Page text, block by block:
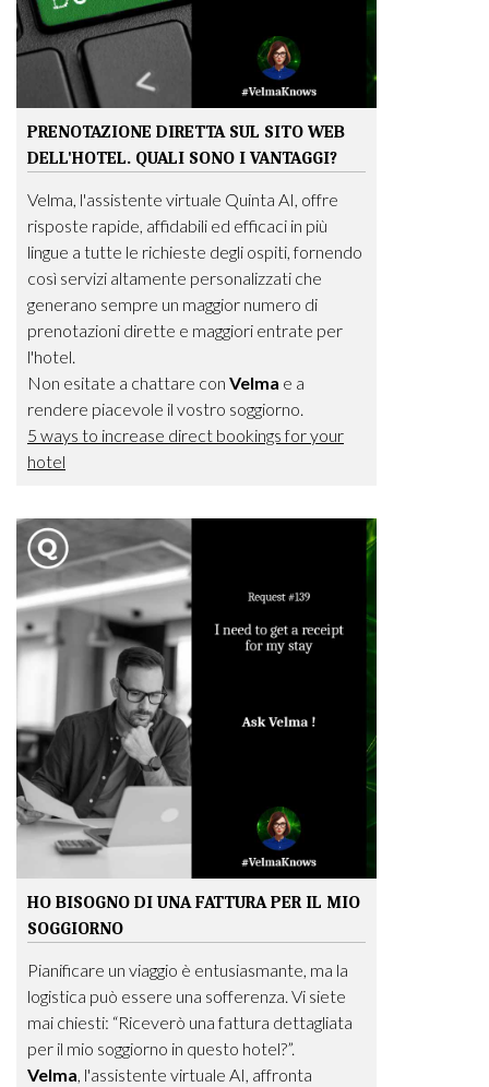
PRENOTAZIONE DIRETTA SUL SITO WEB
DELL'HOTEL. QUALI SONO I VANTAGGI?
Velma, l'assistente virtuale Quinta AI, offre
risposte rapide, affidabili ed efficaci in più
lingue a tutte le richieste degli ospiti, fornendo
così servizi altamente personalizzati che
generano sempre un maggior numero di
prenotazioni dirette e maggiori entrate per
l'hotel.
Non esitate a chattare con Velma e a
rendere piacevole il vostro soggiorno.
5 ways to increase direct bookings for your
hotel
HO BISOGNO DI UNA FATTURA PER IL MIO
SOGGIORNO
Pianificare un viaggio è entusiasmante, ma la
logistica può essere una sofferenza. Vi siete
mai chiesti: “Riceverò una fattura dettagliata
per il mio soggiorno in questo hotel?”.
Velma, l'assistente virtuale AI, affronta